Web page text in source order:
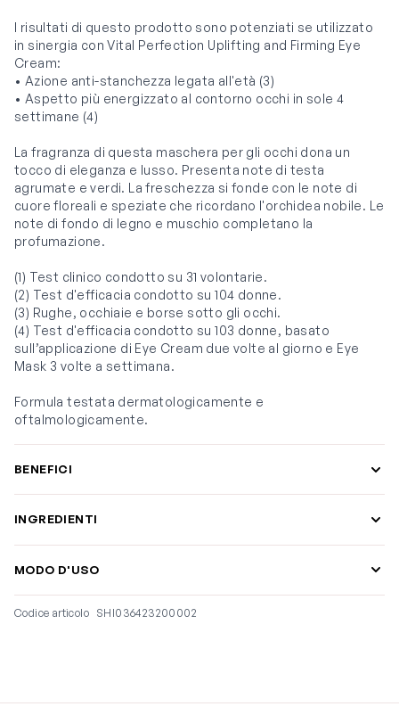
I risultati di questo prodotto sono potenziati se utilizzato
in sinergia con Vital Perfection Uplifting and Firming Eye
Cream:
• Azione anti-stanchezza legata all'età (3)
• Aspetto più energizzato al contorno occhi in sole 4
settimane (4)
La fragranza di questa maschera per gli occhi dona un
tocco di eleganza e lusso. Presenta note di testa
agrumate e verdi. La freschezza si fonde con le note di
cuore floreali e speziate che ricordano l'orchidea nobile. Le
note di fondo di legno e muschio completano la
profumazione.
(1) Test clinico condotto su 31 volontarie.
(2) Test d'efficacia condotto su 104 donne.
(3) Rughe, occhiaie e borse sotto gli occhi.
(4) Test d'efficacia condotto su 103 donne, basato
sull’applicazione di Eye Cream due volte al giorno e Eye
Mask 3 volte a settimana.
Formula testata dermatologicamente e
oftalmologicamente.
BENEFICI
INGREDIENTI
MODO D'USO
Codice articolo SHI036423200002